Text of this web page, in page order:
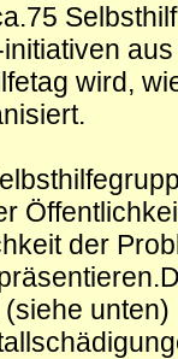
wird,
der
unten)